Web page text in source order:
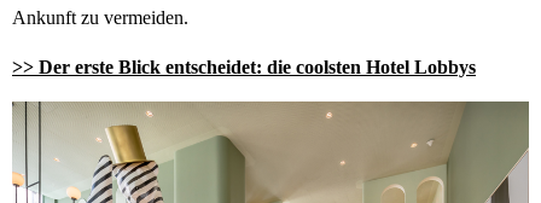
Ankunft zu vermeiden.
>> Der erste Blick entscheidet: die coolsten Hotel Lobbys